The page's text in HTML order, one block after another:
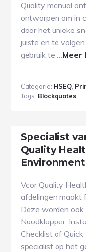
Quality manual
ontworpen om in
door het unieke
juiste en te
gebruik te …Meer
Categorie: HSEQ,
Tags: Blockquotes
Specialist
Quality
Environment
Voor Quality
afdelingen maakt
Deze worden
Noodklapper,
Checklist of
specialist op het